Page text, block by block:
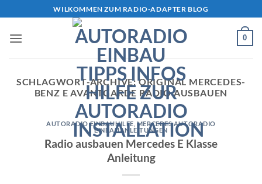
Inhalt
springen
WILKOMMEN ZUM RADIO-ADAPTER BLOG
0
SCHLAGWORT-ARCHIVE:ORIGINAL MERCEDES-
BENZ E AVANTGARDE RADIO AUSBAUEN
AUTORADIO EINBAUHILFE MERCEDES AUTORADIO
EINBAUANLEITUNGEN
Radio ausbauen Mercedes E Klasse
Anleitung